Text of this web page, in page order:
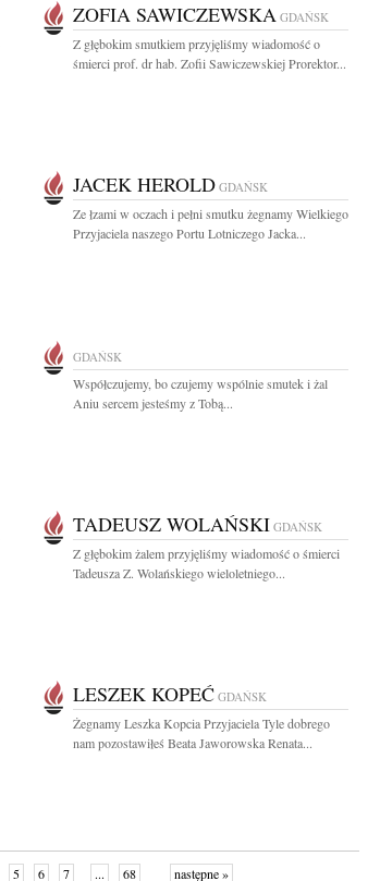
ZOFIA SAWICZEWSKA GDAŃSK
Z głębokim smutkiem przyjęliśmy wiadomość o
śmierci prof. dr hab. Zofii Sawiczewskiej Prorektor...
JACEK HEROLD GDAŃSK
Ze łzami w oczach i pełni smutku żegnamy Wielkiego
Przyjaciela naszego Portu Lotniczego Jacka...
GDAŃSK
Współczujemy, bo czujemy wspólnie smutek i żal
Aniu sercem jesteśmy z Tobą...
TADEUSZ WOLAŃSKI GDAŃSK
Z głębokim żalem przyjęliśmy wiadomość o śmierci
Tadeusza Z. Wolańskiego wieloletniego...
LESZEK KOPEĆ GDAŃSK
Żegnamy Leszka Kopcia Przyjaciela Tyle dobrego
nam pozostawiłeś Beata Jaworowska Renata...
5 6 7 ... 68 następne »